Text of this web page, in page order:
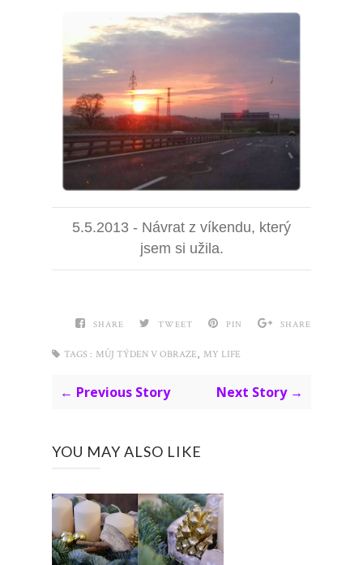
5.5.2013 - Návrat z víkendu, který
jsem si užila.
SHARE TWEET PIN SHARE
TAGS : MŮJ TÝDEN V OBRAZE, MY LIFE
← Previous Story Next Story →
YOU MAY ALSO LIKE